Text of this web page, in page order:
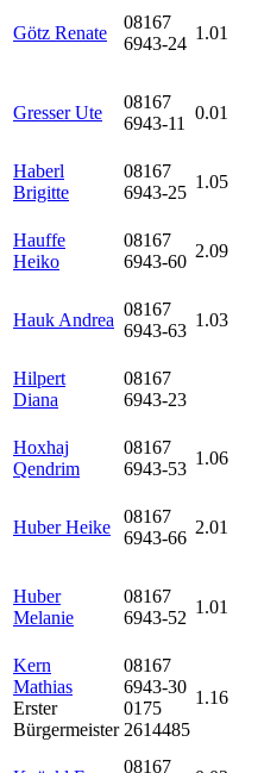
Götz Renate
08167
6943-24
1.01
Gresser Ute
08167
6943-11
0.01
Haberl
Brigitte
08167
6943-25
1.05
Hauffe
Heiko
08167
6943-60
2.09
Hauk Andrea
08167
6943-63
1.03
Hilpert
Diana
08167
6943-23
Hoxhaj
Qendrim
08167
6943-53
1.06
Huber Heike
08167
6943-66
2.01
Huber
Melanie
08167
6943-52
1.01
Kern
Mathias
Erster
Bürgermeister
08167
6943-30
0175
2614485
1.16
08167